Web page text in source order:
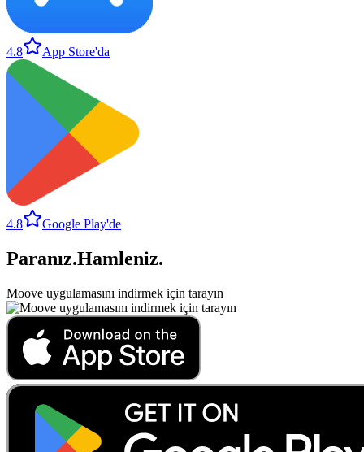
4.8 App Store'da
4.8 Google Play'de
Paranız.Hamleniz.
Moove uygulamasını indirmek için tarayın